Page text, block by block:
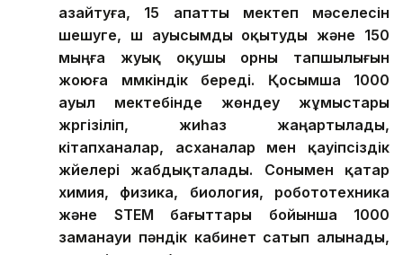
азайтуға, 15 апатты мектеп мәселесін
шешуге, үш ауысымды оқытуды және 150
мыңға жуық оқушы орны тапшылығын
жоюға мүмкіндік береді. Қосымша 1000
ауыл мектебінде жөндеу жұмыстары
жүргізіліп, жиһаз жаңартылады,
кітапханалар, асханалар мен қауіпсіздік
жүйелері жабдықталады. Сонымен қатар
химия, физика, биология, робототехника
және STEM бағыттары бойынша 1000
заманауи пәндік кабинет сатып алынады,